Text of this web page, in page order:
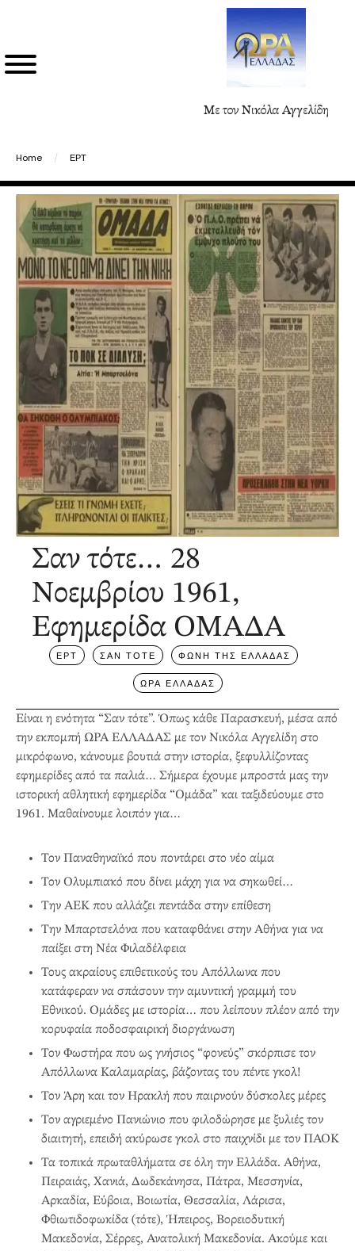
Με τον Νικόλα Αγγελίδη
Home / ΕΡΤ
Σαν τότε… 28
Νοεμβρίου 1961,
Εφημερίδα ΟΜΑΔΑ
ΕΡΤ ΣΑΝ ΤΟΤΕ ΦΩΝΗ ΤΗΣ ΕΛΛΑΔΑΣ
ΩΡΑ ΕΛΛΑΔΑΣ
Είναι η ενότητα “Σαν τότε”. Όπως κάθε Παρασκευή, μέσα από
την εκπομπή ΩΡΑ ΕΛΛΑΔΑΣ με τον Νικόλα Αγγελίδη στο
μικρόφωνο, κάνουμε βουτιά στην ιστορία, ξεφυλλίζοντας
εφημερίδες από τα παλιά… Σήμερα έχουμε μπροστά μας την
ιστορική αθλητική εφημερίδα “Ομάδα” και ταξιδεύουμε στο
1961. Μαθαίνουμε λοιπόν για…
Τον Παναθηναϊκό που ποντάρει στο νέο αίμα
Τον Ολυμπιακό που δίνει μάχη για να σηκωθεί…
Την ΑΕΚ που αλλάζει πεντάδα στην επίθεση
Την Μπαρτσελόνα που καταφθάνει στην Αθήνα για να
παίξει στη Νέα Φιλαδέλφεια
Τους ακραίους επιθετικούς του Απόλλωνα που
κατάφεραν να σπάσουν την αμυντική γραμμή του
Εθνικού. Ομάδες με ιστορία… που λείπουν πλέον από την
κορυφαία ποδοσφαιρική διοργάνωση
Τον Φωστήρα που ως γνήσιος “φονεύς” σκόρπισε τον
Απόλλωνα Καλαμαρίας, βάζοντας του πέντε γκολ!
Τον Άρη και τον Ηρακλή που παιρνούν δύσκολες μέρες
Τον αγριεμένο Πανιώνιο που φιλοδώρησε με ξυλιές τον
διαιτητή, επειδή ακύρωσε γκολ στο παιχνίδι με τον ΠΑΟΚ
Τα τοπικά πρωταθλήματα σε όλη την Ελλάδα. Αθήνα,
Πειραιάς, Χανιά, Δωδεκάνησα, Πάτρα, Μεσσηνία,
Αρκαδία, Εύβοια, Βοιωτία, Θεσσαλία, Λάρισα,
Φθιωτιδοφωκίδα (τότε), Ήπειρος, Βορειοδυτική
Μακεδονία, Σέρρες, Ανατολική Μακεδονία. Ακούμε και